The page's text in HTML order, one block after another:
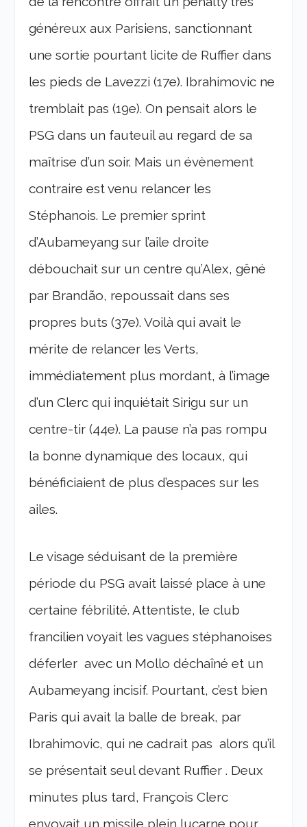
généreux aux Parisiens, sanctionnant
une sortie pourtant licite de Ruffier dans
les pieds de Lavezzi (17e). Ibrahimovic ne
tremblait pas (19e). On pensait alors le
PSG dans un fauteuil au regard de sa
maîtrise d’un soir. Mais un évènement
contraire est venu relancer les
Stéphanois. Le premier sprint
d’Aubameyang sur l’aile droite
débouchait sur un centre qu’Alex, gêné
par Brandão, repoussait dans ses
propres buts (37e). Voilà qui avait le
mérite de relancer les Verts,
immédiatement plus mordant, à l’image
d’un Clerc qui inquiétait Sirigu sur un
centre-tir (44e). La pause n’a pas rompu
la bonne dynamique des locaux, qui
bénéficiaient de plus d’espaces sur les
ailes.
Le visage séduisant de la première
période du PSG avait laissé place à une
certaine fébrilité. Attentiste, le club
francilien voyait les vagues stéphanoises
déferler avec un Mollo déchaîné et un
Aubameyang incisif. Pourtant, c’est bien
Paris qui avait la balle de break, par
Ibrahimovic, qui ne cadrait pas alors qu’il
se présentait seul devant Ruffier . Deux
minutes plus tard, François Clerc
envoyait un missile plein lucarne pour